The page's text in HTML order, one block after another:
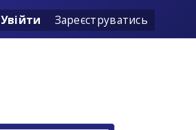
Увійти Зареєструватись